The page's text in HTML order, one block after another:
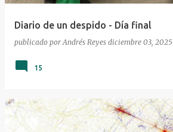
Diario de un despido - Día final
publicado porAndrés Reyes diciembre 03, 2025
15